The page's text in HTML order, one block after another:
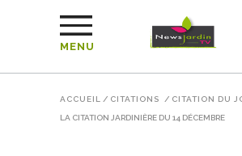
MENU
ACCUEIL / CITATIONS / CITATION DU
LA CITATION JARDINIÈRE DU 14 DÉCEMBRE